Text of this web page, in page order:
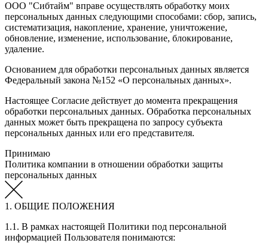
ООО "Сибтайм" вправе осуществлять обработку моих
персональных данных следующими способами: сбор, запись,
систематизация, накопление, хранение, уничтожение,
обновление, изменение, использование, блокирование,
удаление.
Основанием для обработки персональных данных является
Федеральный закона №152 «О персональных данных».
Настоящее Согласие действует до момента прекращения
обработки персональных данных. Обработка персональных
данных может быть прекращена по запросу субъекта
персональных данных или его представителя.
Принимаю
Политика компании в отношении обработки защиты
персональных данных
1. ОБЩИЕ ПОЛОЖЕНИЯ
1.1. В рамках настоящей Политики под персональной
информацией Пользователя понимаются: